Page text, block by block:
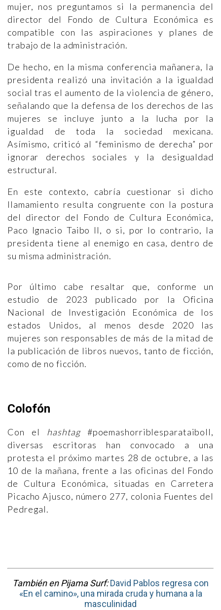
mujer, nos preguntamos si la permanencia del
director del Fondo de Cultura Económica es
compatible con las aspiraciones y planes de
trabajo de la administración.
De hecho, en la misma conferencia mañanera, la
presidenta realizó una invitación a la igualdad
social tras el aumento de la violencia de género,
señalando que la defensa de los derechos de las
mujeres se incluye junto a la lucha por la
igualdad de toda la sociedad mexicana.
Asímismo, criticó al “feminismo de derecha” por
ignorar derechos sociales y la desigualdad
estructural.
En este contexto, cabría cuestionar si dicho
llamamiento resulta congruente con la postura
del director del Fondo de Cultura Económica,
Paco Ignacio Taibo II, o si, por lo contrario, la
presidenta tiene al enemigo en casa, dentro de
su misma administración.
Por último cabe resaltar que, conforme un
estudio de 2023 publicado por la Oficina
Nacional de Investigación Económica de los
estados Unidos, al menos desde 2020 las
mujeres son responsables de más de la mitad de
la publicación de libros nuevos, tanto de ficción,
como de no ficción.
Colofón
Con el hashtag#poemashorriblesparataiboll,
diversas escritoras han convocado a una
protesta el próximo martes 28 de octubre, a las
10 de la mañana, frente a las oficinas del Fondo
de Cultura Económica, situadas en Carretera
Picacho Ajusco, número 277, colonia Fuentes del
Pedregal.
También en Pijama Surf: David Pablos regresa con
«En el camino», una mirada cruda y humana a la
masculinidad